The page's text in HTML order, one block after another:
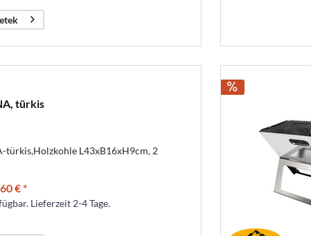
türkis
türkis,Holzkohle L43xB16xH9cm, 2
€ *
Lieferzeit 2-4 Tage.